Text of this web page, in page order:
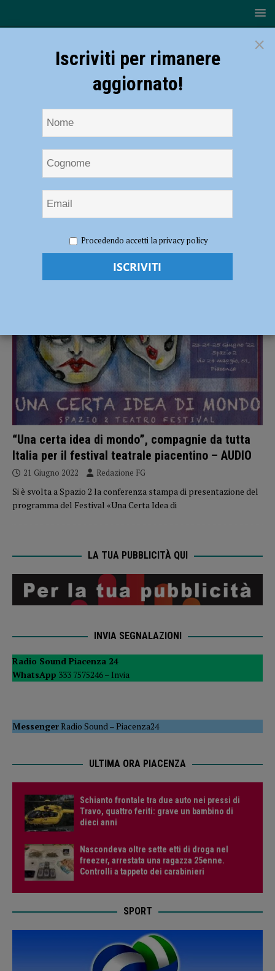
Una certa idea di mondo
“Una certa idea di mondo”, compagnie da tutta
Italia per il festival teatrale piacentino – AUDIO
21 Giugno 2022 Redazione FG
Si è svolta a Spazio 2 la conferenza stampa di presentazione del
programma del Festival «Una Certa Idea di
LA TUA PUBBLICITÀ QUI
INVIA SEGNALAZIONI
Radio Sound Piacenza 24
WhatsApp 333 7575246 – Invia
MessengerRadio Sound–Piacenza24
ULTIMA ORA PIACENZA
Schianto frontale tra due auto nei pressi di
Travo, quattro feriti: grave un bambino di
dieci anni
Nascondeva oltre sette etti di droga nel
freezer, arrestata una ragazza 25enne.
Controlli a tappeto dei carabinieri
SPORT
×
Iscriviti per rimanere
aggiornato!
Procedendo accetti la privacy policy